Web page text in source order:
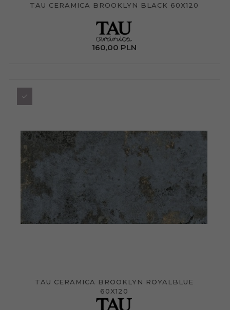
TAU CERAMICA BROOKLYN BLACK 60X120
160,00 PLN
TAU CERAMICA BROOKLYN ROYALBLUE
60X120